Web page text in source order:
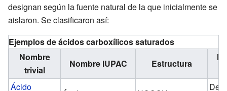
designan según la fuente natural de la que inicialmente se
aislaron. Se clasificaron así:
Ejemplos de ácidos carboxílicos saturados
Nombre
trivial
Nombre IUPAC Estructura
Ácido
Del